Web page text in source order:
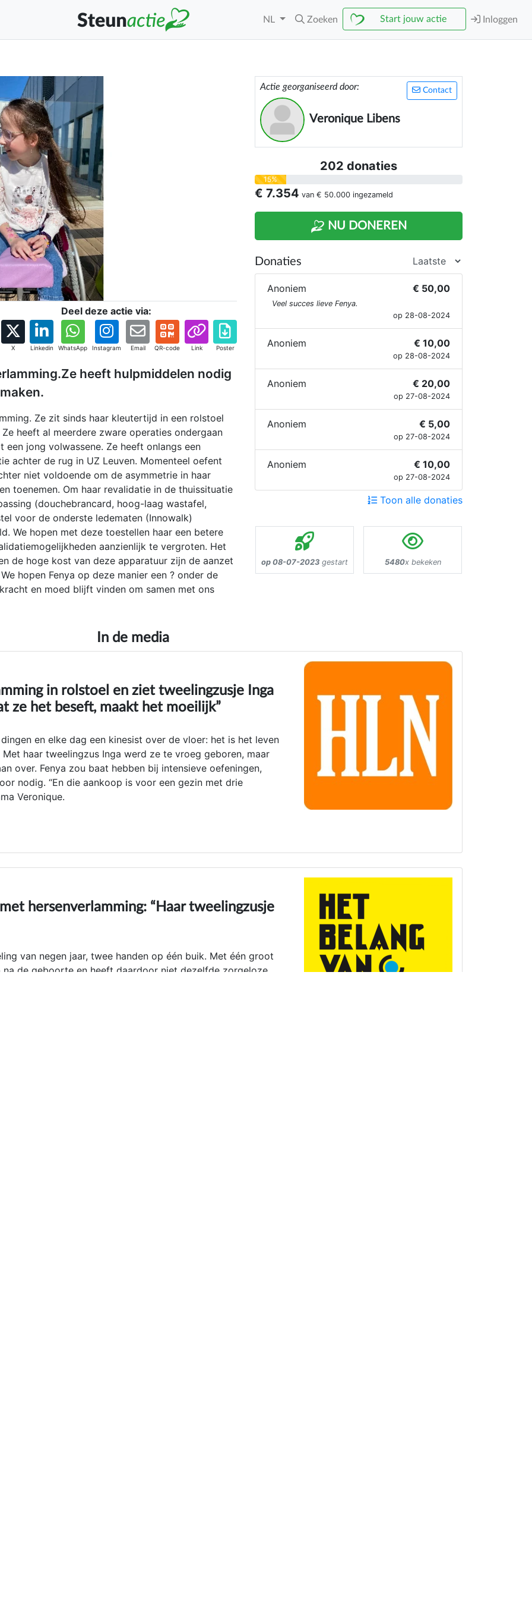
NL Zoeken Start jouw actie Inloggen
Deel deze actie via:
X Linkedin WhatsApp Instagram Email QR-code Link Poster
heeft hulpmiddelen nodig
Ze zit sinds haar kleutertijd in een rolstoel
heeft al meerdere zware operaties ondergaan
jong volwassene. Ze heeft onlangs een
achter de rug in UZ Leuven. Momenteel oefent
niet voldoende om de asymmetrie in haar
toenemen. Om haar revalidatie in de thuissituatie
(douchebrancard, hoog-laag wastafel,
voor de onderste ledematen (Innowalk)
We hopen met deze toestellen haar een betere
aanzienlijk te vergroten. Het
de hoge kost van deze apparatuur zijn de aanzet
hopen Fenya op deze manier een ? onder de
en moed blijft vinden om samen met ons
Contact
Actie georganiseerd door:
Veronique Libens
202 donaties
15%
€ 7.354 van € 50.000 ingezameld
NU DONEREN
Donaties
Anoniem € 50,00
Veel succes lieve Fenya.
op 28-08-2024
Anoniem € 10,00
op 28-08-2024
Anoniem € 20,00
op 27-08-2024
Anoniem € 5,00
op 27-08-2024
Anoniem € 10,00
op 27-08-2024
Toon alle donaties
op 08-07-2023 gestart 5480x bekeken
In de media
in rolstoel en ziet tweelingzusje Inga
ze het beseft, maakt het moeilijk”
en elke dag een kinesist over de vloer: het is het leven
haar tweelingzus Inga werd ze te vroeg geboren, maar
over. Fenya zou baat hebben bij intensieve oefeningen,
nodig. “En die aankoop is voor een gezin met drie
Veronique.
hersenverlamming: “Haar tweelingzusje
van negen jaar, twee handen op één buik. Met één groot
na de geboorte en heeft daardoor niet dezelfde zorgeloze